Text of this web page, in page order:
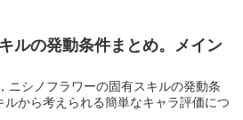
ルの発動条件まとめ。メイン
ニシノフラワーの固有スキルの発動条
から考えられる簡単なキャラ評価につ